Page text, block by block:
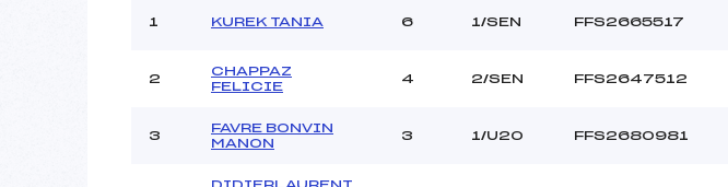
Pénalité appliquée :
7.4100
Catégorie :
1 KUREK TANIA 6 1/SEN FFS2665517
2
CHAPPAZ
FELICIE
4 2/SEN FFS2647512
3
FAVRE BONVIN
MANON
3 1/U20 FFS2680981